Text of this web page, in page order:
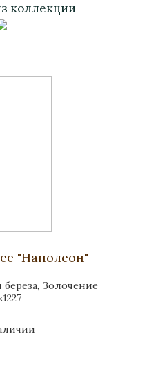
коллекции
"Наполеон"
береза, Золочение